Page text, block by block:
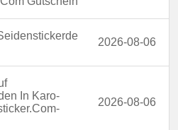
2026-08-06
In Karo-
2026-08-06